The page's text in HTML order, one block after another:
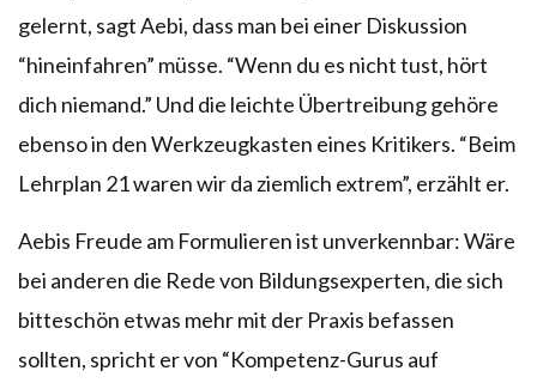
gelernt, sagt Aebi, dass man bei einer Diskussion
“hineinfahren” müsse. “Wenn du es nicht tust, hört
dich niemand.” Und die leichte Übertreibung gehöre
ebenso in den Werkzeugkasten eines Kritikers. “Beim
Lehrplan 21 waren wir da ziemlich extrem”, erzählt er.
Aebis Freude am Formulieren ist unverkennbar: Wäre
bei anderen die Rede von Bildungsexperten, die sich
bitteschön etwas mehr mit der Praxis befassen
sollten, spricht er von “Kompetenz-Gurus auf